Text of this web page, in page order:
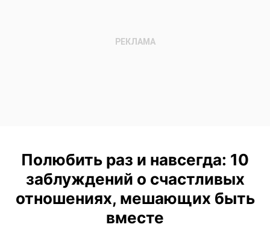
Полюбить раз и навсегда: 10
заблуждений о счастливых
отношениях, мешающих быть
вместе